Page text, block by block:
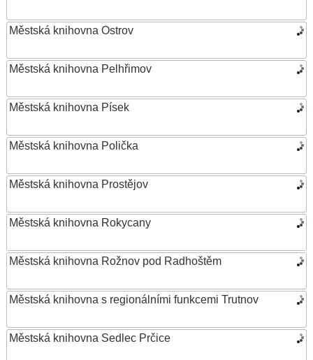
Městská knihovna Ostrov
Městská knihovna Pelhřimov
Městská knihovna Písek
Městská knihovna Polička
Městská knihovna Prostějov
Městská knihovna Rokycany
Městská knihovna Rožnov pod Radhoštěm
Městská knihovna s regionálními funkcemi Trutnov
Městská knihovna Sedlec Prčice